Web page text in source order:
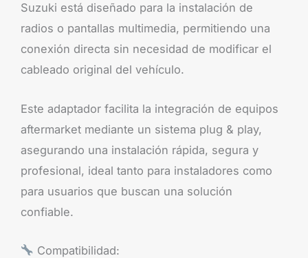
Suzuki está diseñado para la instalación de
radios o pantallas multimedia, permitiendo una
conexión directa sin necesidad de modificar el
cableado original del vehículo.
Este adaptador facilita la integración de equipos
aftermarket mediante un sistema plug & play,
asegurando una instalación rápida, segura y
profesional, ideal tanto para instaladores como
para usuarios que buscan una solución
confiable.
Compatibilidad: